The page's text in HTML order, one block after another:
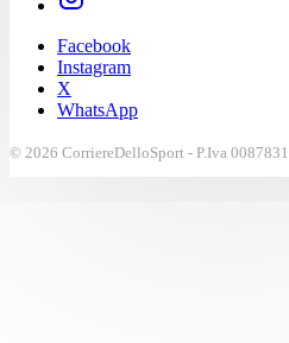
Facebook
Instagram
X
WhatsApp
© 2026 CorriereDelloSport - P.Iva